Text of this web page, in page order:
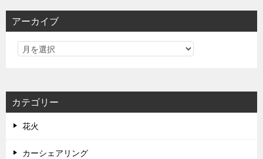
アーカイブ
カテゴリー
花火
カーシェアリング